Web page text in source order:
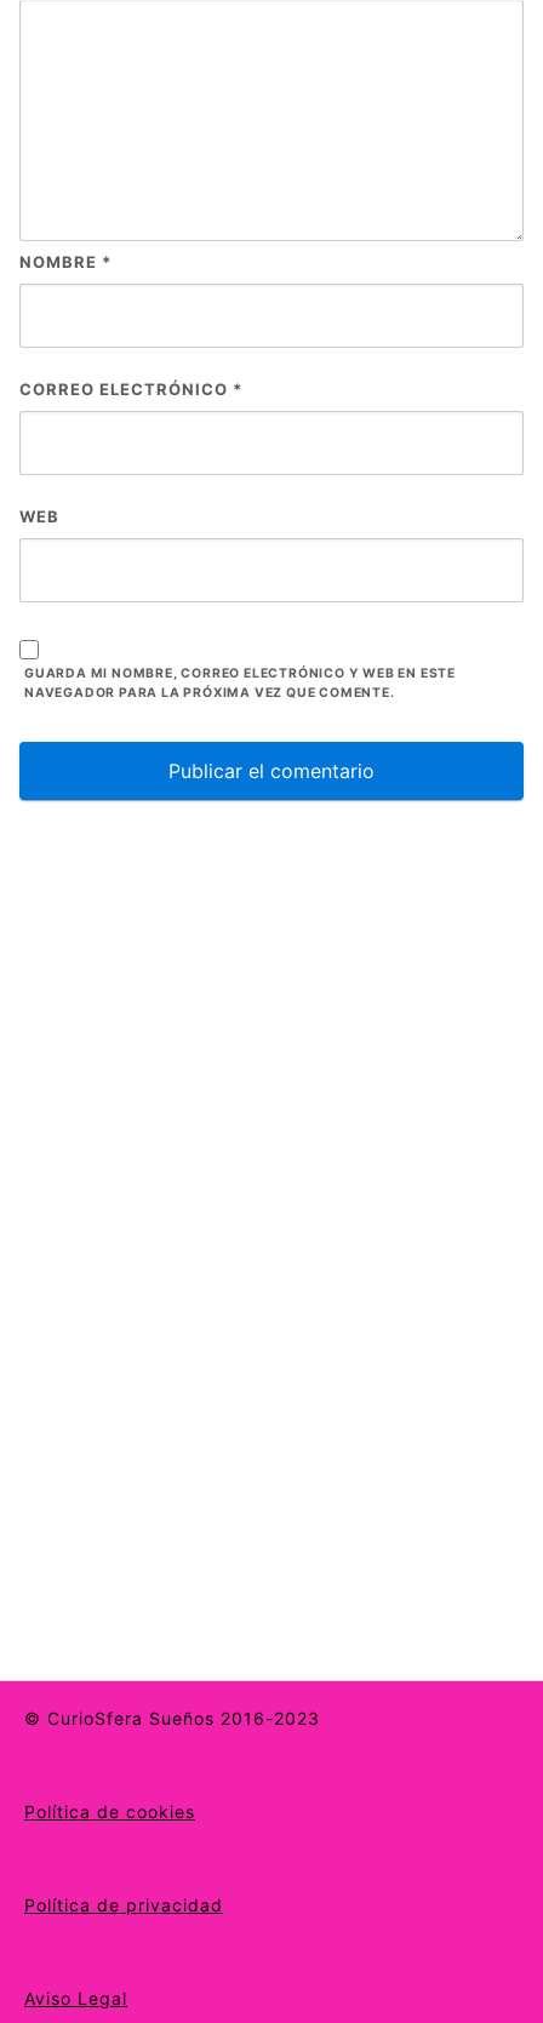
NOMBRE *
CORREO ELECTRÓNICO *
WEB
GUARDA MI NOMBRE, CORREO ELECTRÓNICO Y WEB EN ESTE
NAVEGADOR PARA LA PRÓXIMA VEZ QUE COMENTE.
© CurioSfera Sueños 2016-2023
Política de cookies
Política de privacidad
Aviso Legal